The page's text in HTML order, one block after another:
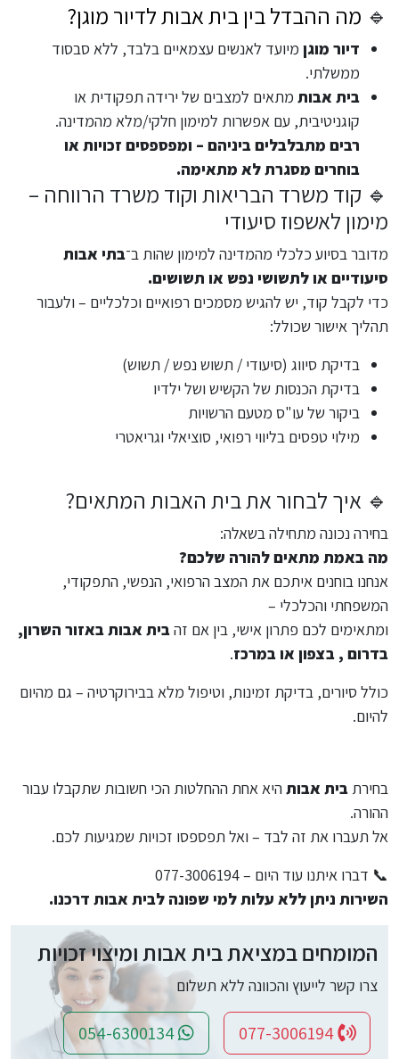
🔹 מה ההבדל בין בית אבות לדיור מוגן?
דיור מוגן מיועד לאנשים עצמאיים בלבד, ללא סבסוד
ממשלתי.
בית אבות מתאים למצבים של ירידה תפקודית או
קוגניטיבית, עם אפשרות למימון חלקי/מלא מהמדינה.
רבים מתבלבלים ביניהם – ומפספסים זכויות או
בוחרים מסגרת לא מתאימה.
🔹 קוד משרד הבריאות וקוד משרד הרווחה –
מימון לאשפוז סיעודי
מדובר בסיוע כלכלי מהמדינה למימון שהות ב־בתי אבות
סיעודיים או לתשושי נפש או תשושים.
כדי לקבל קוד, יש להגיש מסמכים רפואיים וכלכליים – ולעבור
תהליך אישור שכולל:
בדיקת סיווג (סיעודי / תשוש נפש / תשוש)
בדיקת הכנסות של הקשיש ושל ילדיו
ביקור של עו"ס מטעם הרשויות
מילוי טפסים בליווי רפואי, סוציאלי וגריאטרי
🔹 איך לבחור את בית האבות המתאים?
בחירה נכונה מתחילה בשאלה:
מה באמת מתאים להורה שלכם?
אנחנו בוחנים איתכם את המצב הרפואי, הנפשי, התפקודי,
המשפחתי והכלכלי –
ומתאימים לכם פתרון אישי, בין אם זהבית אבות באזור השרון,
בדרום , בצפון או במרכז.
כולל סיורים, בדיקת זמינות, וטיפול מלא בבירוקרטיה – גם מהיום
להיום.
בחירת בית אבותהיא אחת ההחלטות הכי חשובות שתקבלו עבור
ההורה.
אל תעברו את זה לבד – ואל תפספסו זכויות שמגיעות לכם.
📞 דברו איתנו עוד היום – 077-3006194
השירות ניתן ללא עלות למי שפונה לבית אבות דרכנו.
המומחים במציאת בית אבות ומיצוי זכויות
צרו קשר לייעוץ והכוונה ללא תשלום